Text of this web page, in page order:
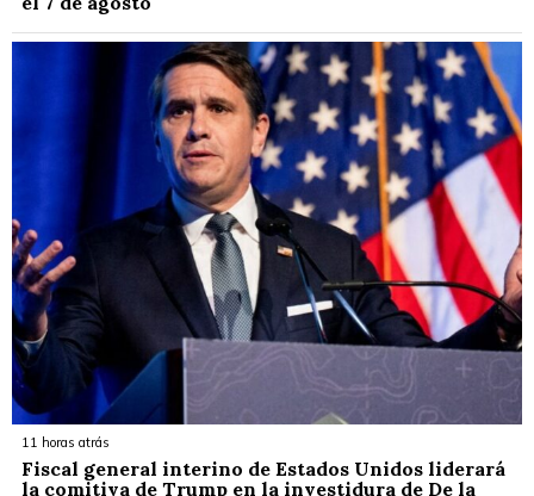
11 horas atrás
Fiscal general interino de Estados Unidos liderará
la comitiva de Trump en la investidura de De la